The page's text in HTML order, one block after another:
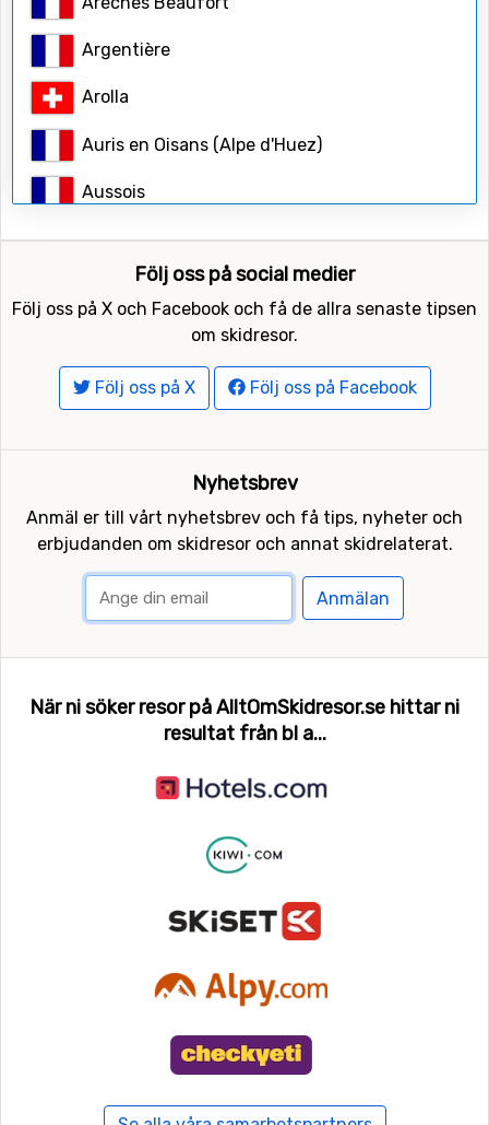
Argentière
Arolla
Auris en Oisans (Alpe d'Huez)
Aussois
Avoriaz
Bardonecchia
Belle Plagne (La Plagne)
Bernex
Bonneval-sur-Arc
Breuil-Cervinia
Briançon (Serre Chevalier)
Brides-les-Bains
Champagny en Vanoise (La Plagne)
Combloux
Courchevel
Barnåldrar
Sök
Följ oss på social medier
Följ oss på X och Facebook och få de allra senaste tipsen
om skidresor.
Följ oss på X Följ oss på Facebook
Nyhetsbrev
Anmäl er till vårt nyhetsbrev och få tips, nyheter och
erbjudanden om skidresor och annat skidrelaterat.
Anmälan
När ni söker resor på AlltOmSkidresor.se hittar ni
resultat från bl a...